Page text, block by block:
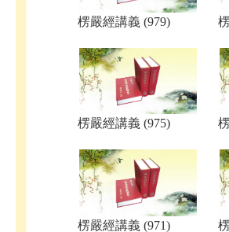
楞嚴經講義 (979)
楞嚴經講義 (975)
楞嚴經講義 (971)